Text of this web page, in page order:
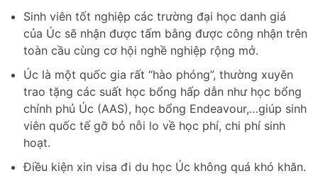
Sinh viên tốt nghiệp các trường đại học danh giá
của Úc sẽ nhận được tấm bằng được công nhận trên
toàn cầu cùng cơ hội nghề nghiệp rộng mở.
Úc là một quốc gia rất “hào phóng”, thường xuyên
trao tặng các suất học bổng hấp dẫn như học bổng
chính phủ Úc (AAS), học bổng Endeavour,…giúp sinh
viên quốc tế gỡ bỏ nỗi lo về học phí, chi phí sinh
hoạt.
Điều kiện xin visa đi du học Úc không quá khó khăn.